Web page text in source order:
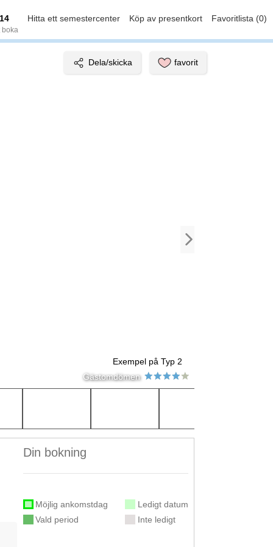
Favoritlista (0)
Köp av presentkort
Hitta ett semestercenter
boka
Exempel på Typ 2
Gästomdömen
Din bokning
Möjlig ankomstdag
Vald period
Ledigt datum
Inte ledigt